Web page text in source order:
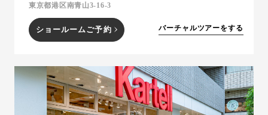
東京都港区南青山3-16-3
ショールームご予約 バーチャルツアーをする